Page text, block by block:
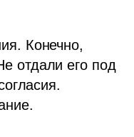
Конечно,
отдали его под